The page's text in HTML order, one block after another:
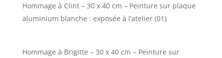
Hommage à Clint – 30 x 40 cm – Peinture sur plaque
aluminium blanche : exposée à l’atelier (01)
Hommage à Brigitte – 30 x 40 cm – Peinture sur